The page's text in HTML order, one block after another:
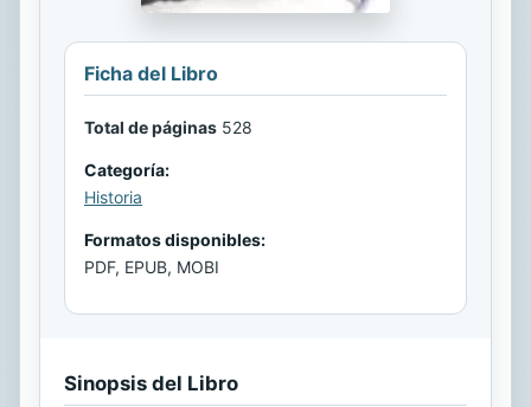
Ficha del Libro
Total de páginas 528
Categoría:
Historia
Formatos disponibles:
PDF, EPUB, MOBI
Sinopsis del Libro